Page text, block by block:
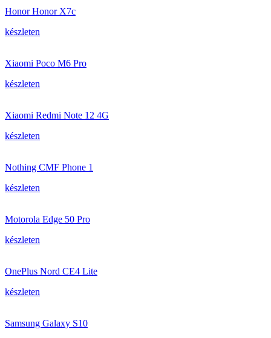
Honor Honor X7c
készleten
Xiaomi Poco M6 Pro
készleten
Xiaomi Redmi Note 12 4G
készleten
Nothing CMF Phone 1
készleten
Motorola Edge 50 Pro
készleten
OnePlus Nord CE4 Lite
készleten
Samsung Galaxy S10